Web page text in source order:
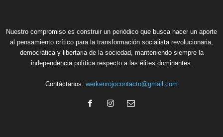
Nuestro compromiso es construir un periódico que busca hacer un aporte
al pensamiento crítico para la transformación socialista revolucionaria,
democrática y libertaria de la sociedad, manteniendo siempre la
independencia política respecto a las élites dominantes.
Contáctanos: werkenrojocontacto@gmail.com